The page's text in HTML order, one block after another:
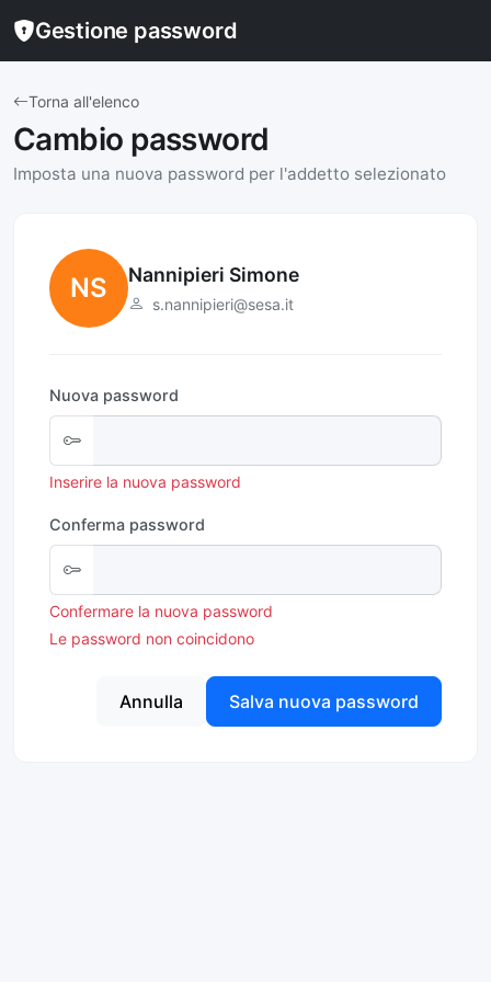
Gestione password
Torna all'elenco
Cambio password
Imposta una nuova password per l'addetto selezionato
NS Nannipieri Simone
s.nannipieri@sesa.it
Nuova password
Inserire la nuova password
Conferma password
Confermare la nuova password
Le password non coincidono
Annulla